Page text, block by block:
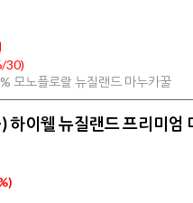
30)
모노플로랄 뉴질랜드 마누카꿀
이웰 뉴질랜드 프리미엄